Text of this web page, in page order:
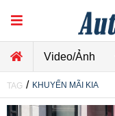
Video/Ảnh
TAG / KHUYẾN MÃI KIA